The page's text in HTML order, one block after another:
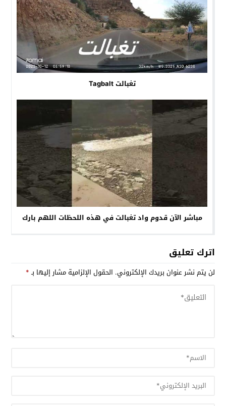
تغبالت Tagbalt
مباشر الآن قدوم واد تغبالت في هذه اللحظات اللهم بارك
اترك تعليق
لن يتم نشر عنوان بريدك الإلكتروني. الحقول الإلزامية مشار إليها بـ*